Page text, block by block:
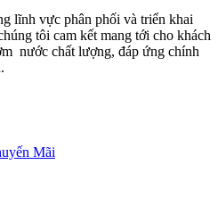
lĩnh vực phân phối và triển khai
tôi cam kết mang tới cho khách
nước chất lượng, đáp ứng chính
Mãi